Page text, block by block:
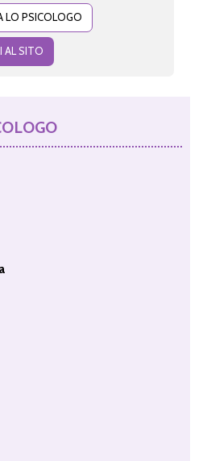
LO PSICOLOGO
AL SITO